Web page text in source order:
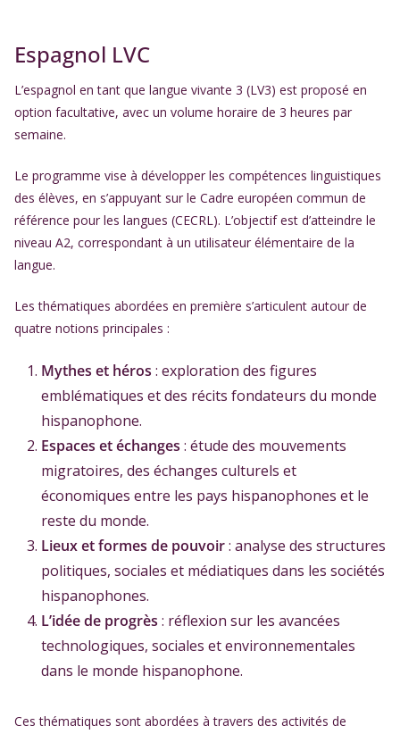
Espagnol LVC
L’espagnol en tant que langue vivante 3 (LV3) est proposé en
option facultative, avec un volume horaire de 3 heures par
semaine.
Le programme vise à développer les compétences linguistiques
des élèves, en s’appuyant sur le Cadre européen commun de
référence pour les langues (CECRL). L’objectif est d’atteindre le
niveau A2, correspondant à un utilisateur élémentaire de la
langue.
Les thématiques abordées en première s’articulent autour de
quatre notions principales :
Mythes et héros : exploration des figures
emblématiques et des récits fondateurs du monde
hispanophone.
Espaces et échanges : étude des mouvements
migratoires, des échanges culturels et
économiques entre les pays hispanophones et le
reste du monde.
Lieux et formes de pouvoir: analyse des structures
politiques, sociales et médiatiques dans les sociétés
hispanophones.
L’idée de progrès : réflexion sur les avancées
technologiques, sociales et environnementales
dans le monde hispanophone.
Ces thématiques sont abordées à travers des activités de